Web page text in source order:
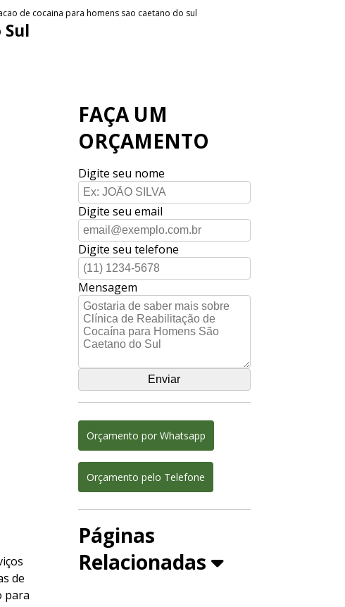
de cocaina para homens sao caetano do sul
de
para
FAÇA UM
ORÇAMENTO
Digite seu nome
Digite seu email
Digite seu telefone
Mensagem
Orçamento por Whatsapp
Orçamento pelo Telefone
Páginas
Relacionadas